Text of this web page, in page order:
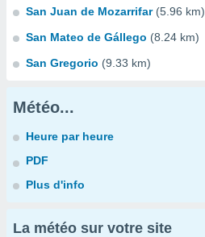
San Juan de Mozarrifar (5.96 km)
San Mateo de Gállego (8.24 km)
San Gregorio (9.33 km)
Météo...
Heure par heure
PDF
Plus d'info
La météo sur votre site